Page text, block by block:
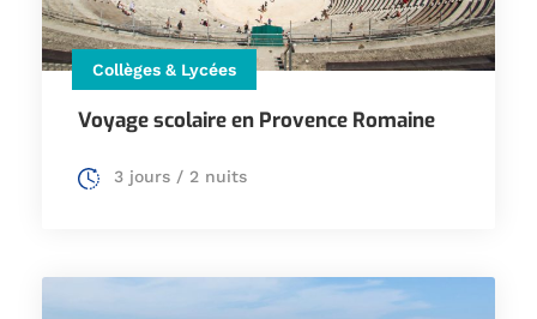
Collèges & Lycées
Voyage scolaire en Provence Romaine
3 jours / 2 nuits